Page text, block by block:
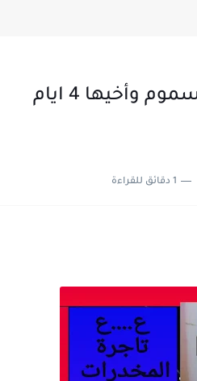
حبس افعى بيع السموم وأخيها 4 ايام
1 دقائق للقراءة